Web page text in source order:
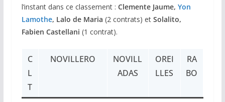
l’instant dans ce classement : Clemente Jaume, Yon
Lamothe, Lalo de Maria (2 contrats) et Solalito,
Fabien Castellani (1 contrat).
C
L
T
NOVILLERO
NOVILL
ADAS
OREI
LLES
RA
BO